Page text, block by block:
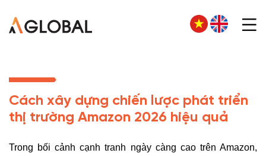
Cách xây dựng chiến lược phát triển
thị trường Amazon 2026 hiệu quả
Trong bối cảnh cạnh tranh ngày càng cao trên Amazon,